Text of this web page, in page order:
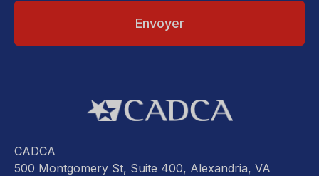
CADCA
500 Montgomery St, Suite 400, Alexandria, VA